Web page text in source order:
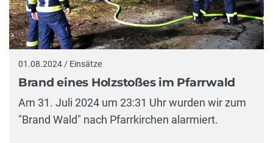
01.08.2024 / Einsätze
Brand eines Holzstoßes im Pfarrwald
Am 31. Juli 2024 um 23:31 Uhr wurden wir zum
"Brand Wald" nach Pfarrkirchen alarmiert.